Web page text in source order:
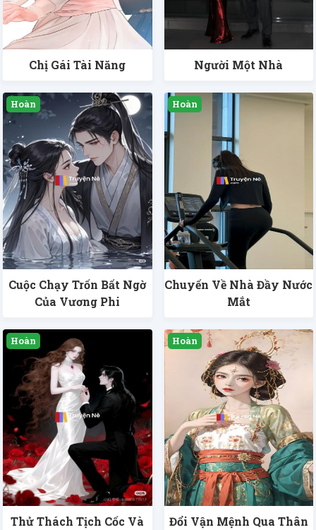
Chị Gái Tài Năng Người Một Nhà
Cuộc Chạy Trốn Bất Ngờ
Của Vương Phi
Chuyến Về Nhà Đầy Nước
Mắt
Thử Thách Tịch Cốc Và
Đổi Vận Mệnh Qua Thân